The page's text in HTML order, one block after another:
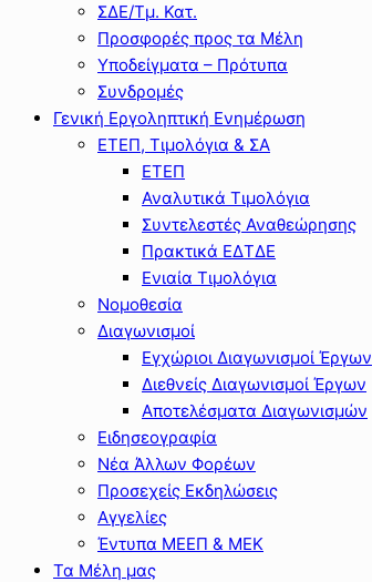
ΣΔΕ/Τμ. Κατ.
Προσφορές προς τα Μέλη
Υποδείγματα – Πρότυπα
Συνδρομές
Γενική Εργοληπτική Ενημέρωση
ΕΤΕΠ, Τιμολόγια & ΣΑ
ΕΤΕΠ
Αναλυτικά Τιμολόγια
Συντελεστές Αναθεώρησης
Πρακτικά ΕΔΤΔΕ
Ενιαία Τιμολόγια
Νομοθεσία
Διαγωνισμοί
Εγχώριοι Διαγωνισμοί Έργων
Διεθνείς Διαγωνισμοί Έργων
Αποτελέσματα Διαγωνισμών
Ειδησεογραφία
Νέα Άλλων Φορέων
Προσεχείς Εκδηλώσεις
Αγγελίες
Έντυπα ΜΕΕΠ & ΜΕΚ
Τα Μέλη μας